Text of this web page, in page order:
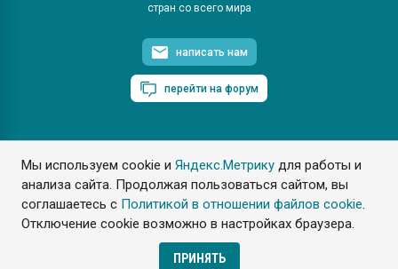
Мы используем cookie иЯндекс.Метрику для работы и
анализа сайта. Продолжая пользоваться сайтом, вы
соглашаетесь с Политикой в отношении файлов cookie.
Отключение cookie возможно в настройках браузера.
ПРИНЯТЬ
стран со всего мира
написать нам
перейти на форум
ПластЭксперт © 2006. Все права защищены
Разрешается копирование материалов сайта с обязательной
ссылкой на www.e-plastic.ru
Разработка сайта